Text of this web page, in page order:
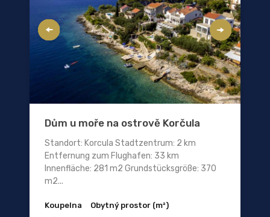
Dům u moře na ostrově Korčula
Standort: Korcula Stadtzentrum: 2 km
Entfernung zum Flughafen: 33 km
Innenfläche: 281 m2 Grundstücksgröße: 370
m2...
Koupelna Obytný prostor (m²)